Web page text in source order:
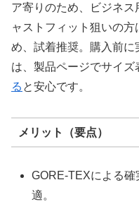
ア寄りのため、ビジネ
ャストフィット狙いの
め、試着推奨。購入前
は、製品ページでサイ
る と安心です。
メリット（要点）
GORE-TEXによる
適。